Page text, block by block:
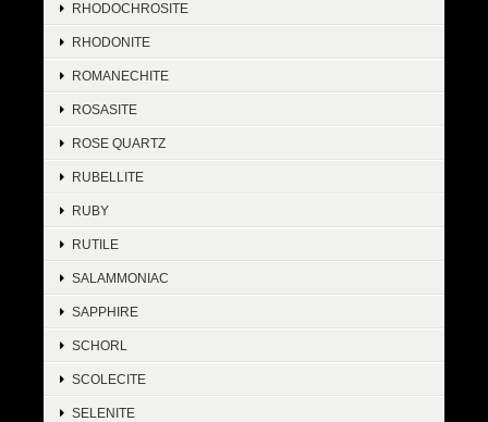
RHODOCHROSITE
RHODONITE
ROMANECHITE
ROSASITE
ROSE QUARTZ
RUBELLITE
RUBY
RUTILE
SALAMMONIAC
SAPPHIRE
SCHORL
SCOLECITE
SELENITE